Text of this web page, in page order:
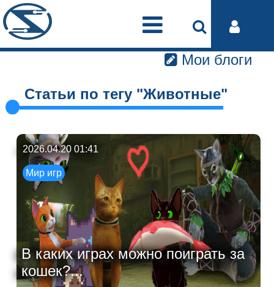
Мои блоги
Статьи по тегу "Животные"
2026.04.20 01:41
Мир игр
В каких играх можно поиграть за
кошек?...